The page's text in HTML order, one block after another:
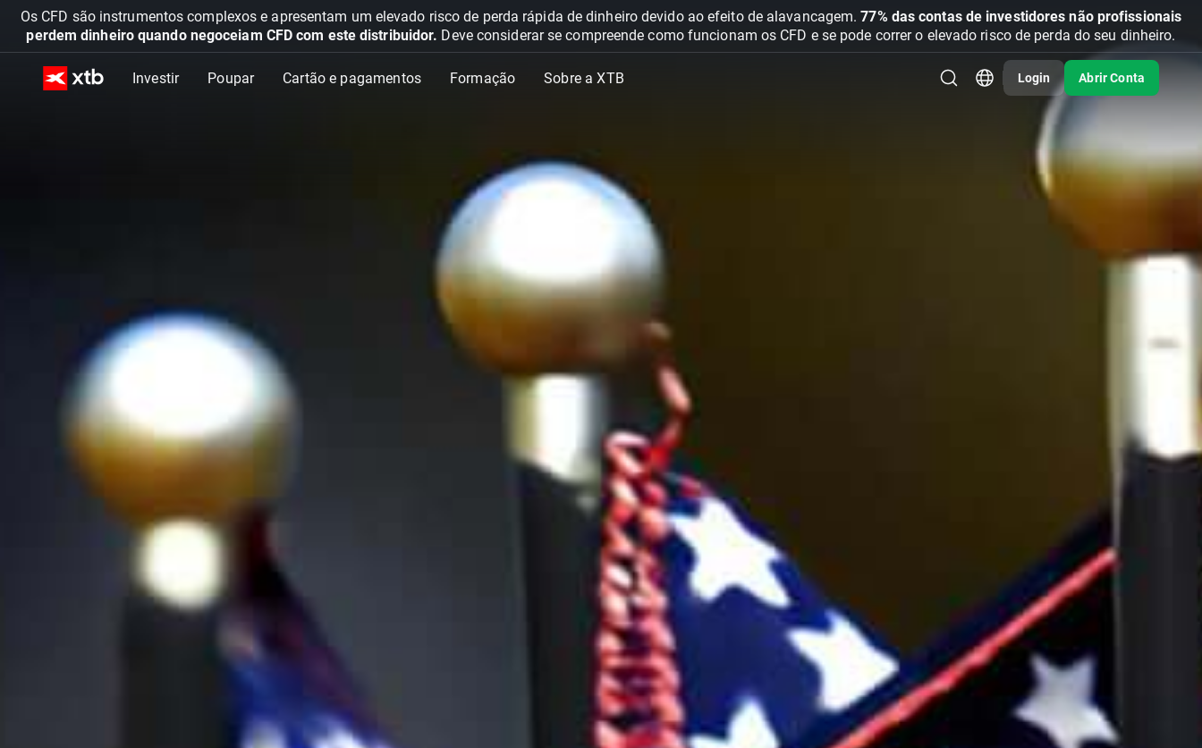
Os CFD são instrumentos complexos e apresentam um elevado risco de perda rápida de dinheiro devido ao efeito de alavancagem.77% das contas de investidores não profissionais
perdem dinheiro quando negoceiam CFD com este distribuidor. Deve considerar se compreende como funcionam os CFD e se pode correr o elevado risco de perda do seu dinheiro.
Investir Poupar Cartão e pagamentos Formação Sobre a XTB Login Abrir Conta